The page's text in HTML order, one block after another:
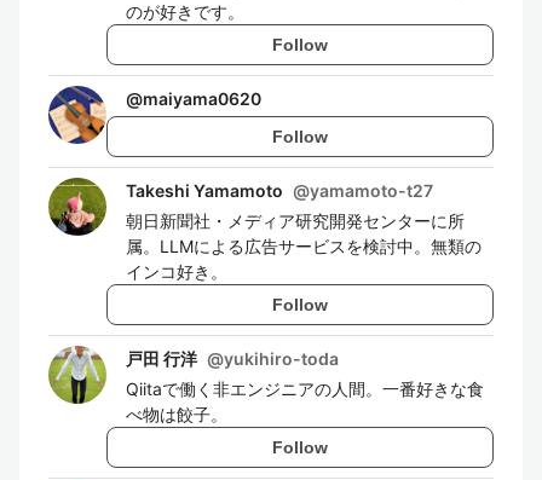
のが好きです。
Follow
@maiyama0620
Follow
Takeshi Yamamoto @yamamoto-t27
朝日新聞社・メディア研究開発センターに所
属。LLMによる広告サービスを検討中。無類の
インコ好き。
Follow
戸田 行洋 @yukihiro-toda
Qiitaで働く非エンジニアの人間。一番好きな食
べ物は餃子。
Follow